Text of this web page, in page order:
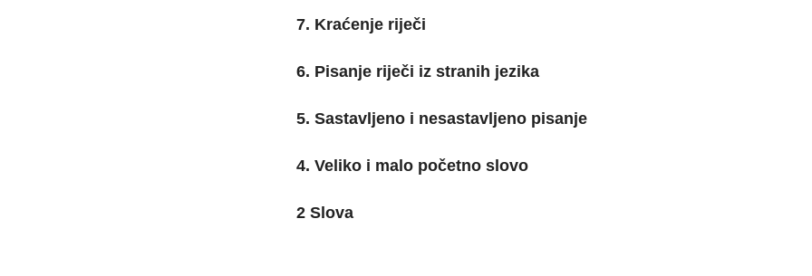
7. Kraćenje riječi
6. Pisanje riječi iz stranih jezika
5. Sastavljeno i nesastavljeno pisanje
4. Veliko i malo početno slovo
2 Slova